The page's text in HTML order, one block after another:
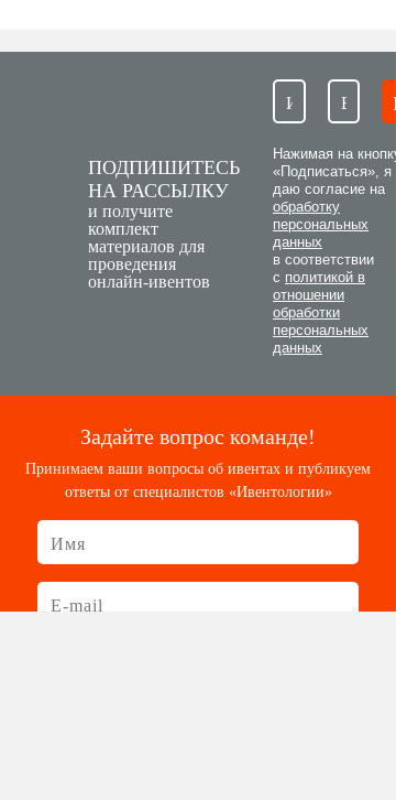
ПОДПИШИТЕСЬ
НА РАССЫЛКУ
и получите
комплект
материалов для
проведения
онлайн-ивентов
Нажимая на кнопку
«Подписаться», я
даю согласие на
обработку
персональных
данных
в соответствии
с политикой в
отношении
обработки
персональных
данных
Задайте вопрос команде!
Принимаем ваши вопросы об ивентах и публикуем
ответы от специалистов «Ивентологии»